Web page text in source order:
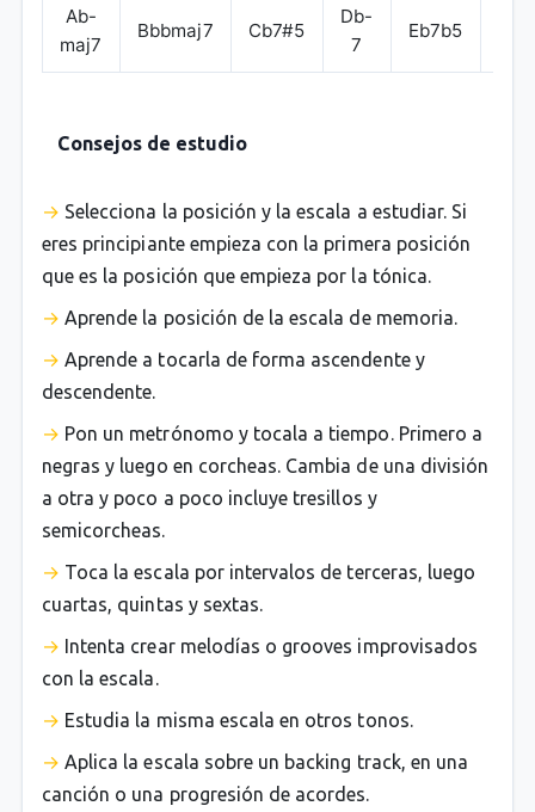
Ab-
maj7
Bbbmaj7 Cb7#5
Db-
7
Eb7b5
Consejos de estudio
Selecciona la posición y la escala a estudiar. Si
eres principiante empieza con la primera posición
que es la posición que empieza por la tónica.
Aprende la posición de la escala de memoria.
Aprende a tocarla de forma ascendente y
descendente.
Pon un metrónomo y tocala a tiempo. Primero a
negras y luego en corcheas. Cambia de una división
a otra y poco a poco incluye tresillos y
semicorcheas.
Toca la escala por intervalos de terceras, luego
cuartas, quintas y sextas.
Intenta crear melodías o grooves improvisados
con la escala.
Estudia la misma escala en otros tonos.
Aplica la escala sobre un backing track, en una
canción o una progresión de acordes.